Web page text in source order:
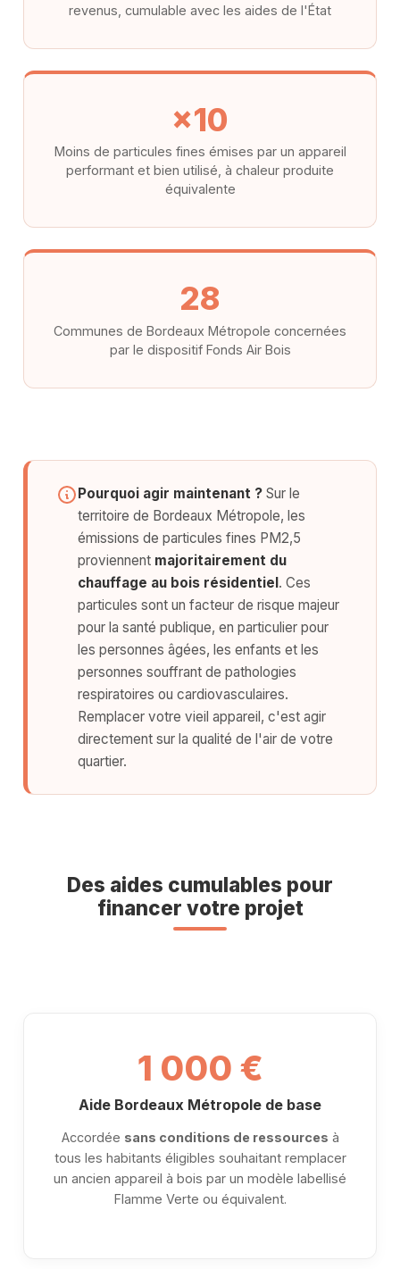
revenus, cumulable avec les aides de l'État
×10
Moins de particules fines émises par un appareil
performant et bien utilisé, à chaleur produite
équivalente
28
Communes de Bordeaux Métropole concernées
par le dispositif Fonds Air Bois
Pourquoi agir maintenant ? Sur le
territoire de Bordeaux Métropole, les
émissions de particules fines PM2,5
proviennent majoritairement du
chauffage au bois résidentiel. Ces
particules sont un facteur de risque majeur
pour la santé publique, en particulier pour
les personnes âgées, les enfants et les
personnes souffrant de pathologies
respiratoires ou cardiovasculaires.
Remplacer votre vieil appareil, c'est agir
directement sur la qualité de l'air de votre
quartier.
Des aides cumulables pour
financer votre projet
1 000 €
Aide Bordeaux Métropole de base
Accordée sans conditions de ressources à
tous les habitants éligibles souhaitant remplacer
un ancien appareil à bois par un modèle labellisé
Flamme Verte ou équivalent.